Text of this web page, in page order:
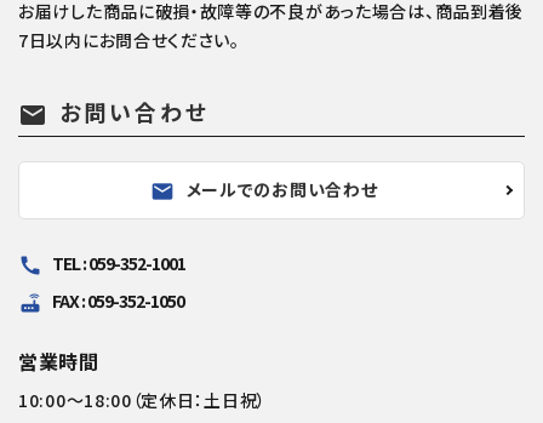
お届けした商品に破損・故障等の不良があった場合は、商品到着後
7日以内にお問合せください。
mail お問い合わせ
mail メールでのお問い合わせ
call TEL : 059-352-1001
router FAX : 059-352-1050
営業時間
10:00～18:00（定休日：土日祝）